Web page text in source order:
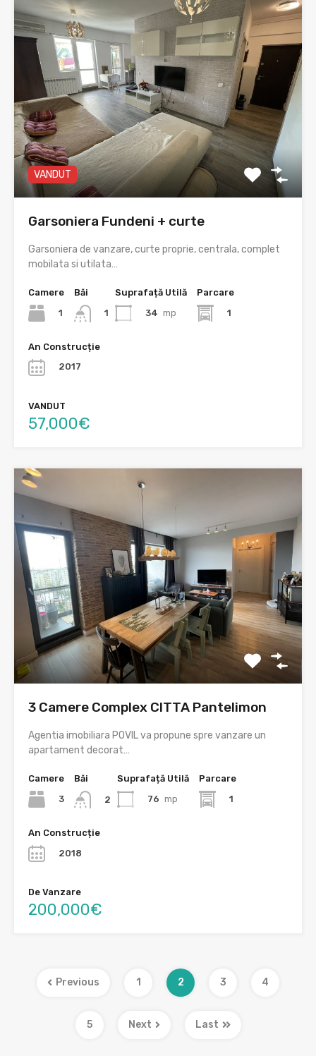
VANDUT
Garsoniera Fundeni + curte
Garsoniera de vanzare, curte proprie, centrala, complet
mobilata si utilata…
Camere
1
Băi
1
Suprafață Utilă
34 mp
Parcare
1
An Construcție
2017
VANDUT
57,000€
3 Camere Complex CITTA Pantelimon
Agentia imobiliara POVIL va propune spre vanzare un
apartament decorat…
Camere
3
Băi
2
Suprafață Utilă
76 mp
Parcare
1
An Construcție
2018
De Vanzare
200,000€
Previous 1 2 3 4
5 Next Last